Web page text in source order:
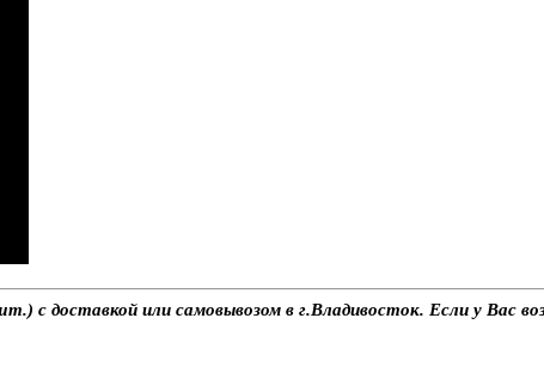
с доставкой или самовывозом в г.Владивосток. Если у Вас